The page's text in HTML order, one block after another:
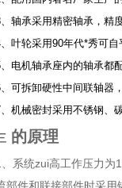
？
用设备
究
送优选设备
轴承采用精密轴承，精
叶轮采用90年代*秀可
电机轴承座内的轴承都
可拆卸硬性中间联轴器
机械密封采用不锈钢、
的原理
、系统zui高工作压力为